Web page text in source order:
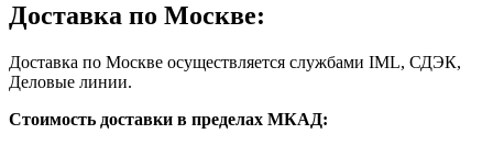
Доставка по Москве:
Доставка по Москве осуществляется службами IML, СДЭК,
Деловые линии.
Стоимость доставки в пределах МКАД: